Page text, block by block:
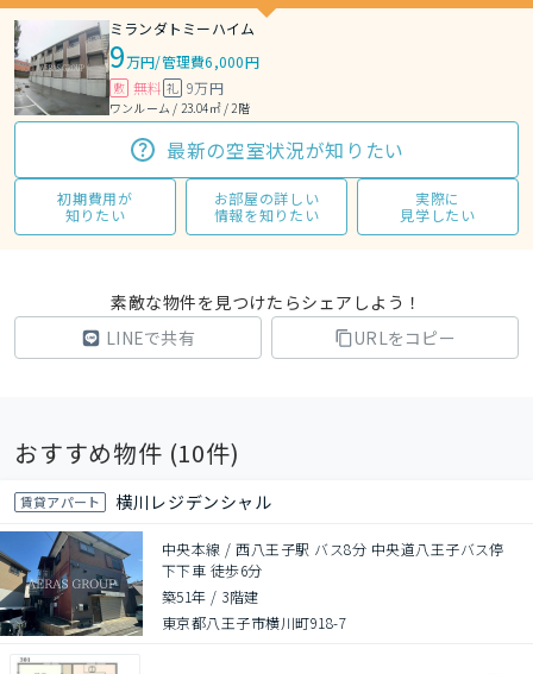
ミランダトミーハイム
9万円/管理費6,000円
敷 無料 礼 9万円
ワンルーム / 23.04㎡ / 2階
最新の空室状況が知りたい
初期費用が
知りたい
お部屋の詳しい
情報を知りたい
実際に
見学したい
素敵な物件を見つけたらシェアしよう！
LINEで共有
URLをコピー
おすすめ物件 (10件)
賃貸アパート 横川レジデンシャル
中央本線 / 西八王子駅 バス8分 中央道八王子バス停
下下車 徒歩6分
築51年 / 3階建
東京都八王子市横川町918-7